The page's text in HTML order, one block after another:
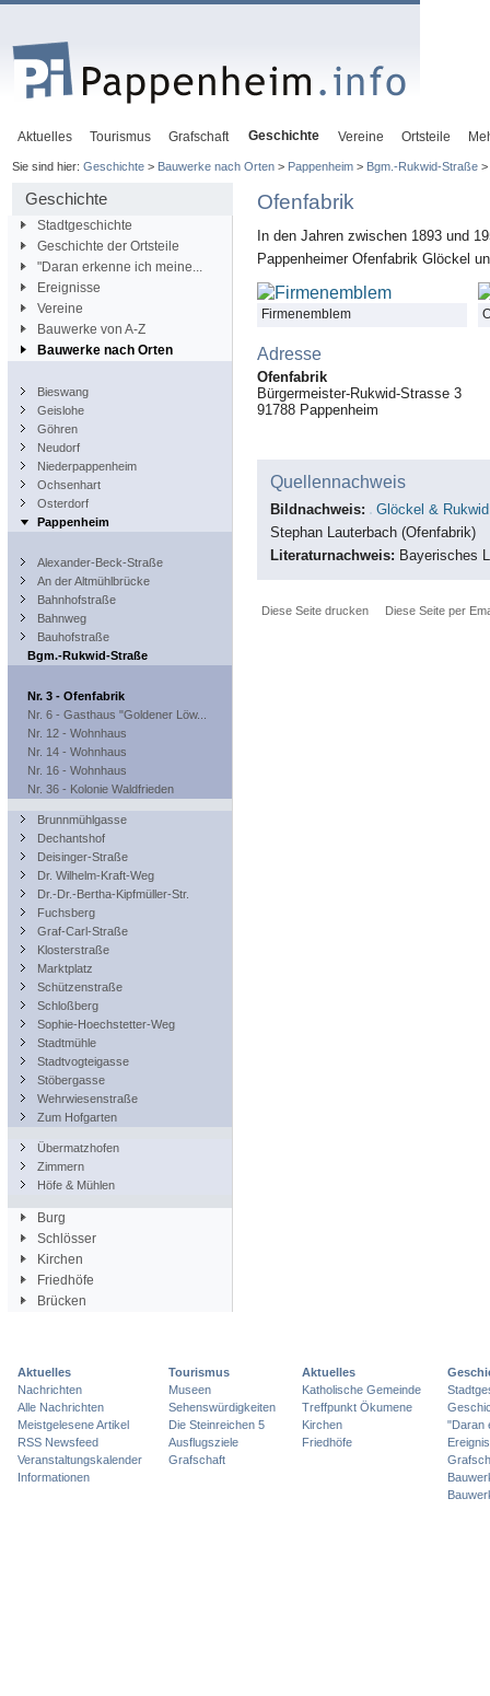
Aktuelles Tourismus Grafschaft Geschichte Vereine Ortsteile
Sie sind hier: Geschichte> Bauwerke nach Orten> Pappenheim> Bgm.-Rukwid-Straße>
Geschichte
Stadtgeschichte
Geschichte der Ortsteile
"Daran erkenne ich meine...
Ereignisse
Vereine
Bauwerke von A-Z
Bauwerke nach Orten
Bieswang
Geislohe
Göhren
Neudorf
Niederpappenheim
Ochsenhart
Osterdorf
Pappenheim
Alexander-Beck-Straße
An der Altmühlbrücke
Bahnhofstraße
Bahnweg
Bauhofstraße
Bgm.-Rukwid-Straße
Nr. 3 - Ofenfabrik
Nr. 6 - Gasthaus "Goldener Löw...
Nr. 12 - Wohnhaus
Nr. 14 - Wohnhaus
Nr. 16 - Wohnhaus
Nr. 36 - Kolonie Waldfrieden
Brunnmühlgasse
Dechantshof
Deisinger-Straße
Dr. Wilhelm-Kraft-Weg
Dr.-Dr.-Bertha-Kipfmüller-Str.
Fuchsberg
Graf-Carl-Straße
Klosterstraße
Marktplatz
Schützenstraße
Schloßberg
Sophie-Hoechstetter-Weg
Stadtmühle
Stadtvogteigasse
Stöbergasse
Wehrwiesenstraße
Zum Hofgarten
Übermatzhofen
Zimmern
Höfe & Mühlen
Burg
Schlösser
Kirchen
Friedhöfe
Brücken
Ofenfabrik
In den Jahren zwischen 1893 und
Pappenheimer Ofenfabrik Glöckel
Firmenemblem
Adresse
Ofenfabrik
Bürgermeister-Rukwid-Strasse 3
91788 Pappenheim
Quellennachweis
Bildnachweis:
Glöckel &
Stephan Lauterbach (Ofenfabrik)
Literaturnachweis: Bayerisches
Diese Seite drucken Diese Seite per
Aktuelles
Nachrichten
Alle Nachrichten
Meistgelesene Artikel
RSS Newsfeed
Veranstaltungskalender
Informationen
Tourismus
Museen
Sehenswürdigkeiten
Die Steinreichen 5
Ausflugsziele
Grafschaft
Aktuelles
Katholische Gemeinde
Treffpunkt Ökumene
Kirchen
Friedhöfe
"Daran